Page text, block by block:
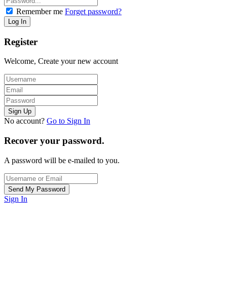
Remember me Forget password?
Register
Welcome, Create your new account
No account? Go to Sign In
Recover your password.
A password will be e-mailed to you.
Sign In